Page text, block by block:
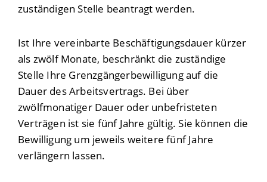
zuständigen Stelle beantragt werden.
Ist Ihre vereinbarte Beschäftigungsdauer kürzer
als zwölf Monate, beschränkt die zuständige
Stelle Ihre Grenzgängerbewilligung auf die
Dauer des Arbeitsvertrags. Bei über
zwölfmonatiger Dauer oder unbefristeten
Verträgen ist sie fünf Jahre gültig. Sie können die
Bewilligung um jeweils weitere fünf Jahre
verlängern lassen.